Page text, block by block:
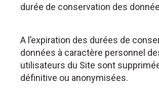
durée de conservation des
A l’expiration des durées de
données à caractère personnel
utilisateurs du Site sont
définitive ou anonymisées.